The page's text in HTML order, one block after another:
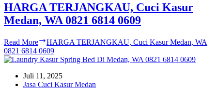
HARGA TERJANGKAU, Cuci Kasur
Medan, WA 0821 6814 0609
Read More
HARGA TERJANGKAU, Cuci Kasur Medan, WA
0821 6814 0609
Juli 11, 2025
Jasa Cuci Kasur Medan